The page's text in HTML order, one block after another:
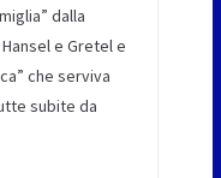
dalla
e Gretel e
che serviva
subite da